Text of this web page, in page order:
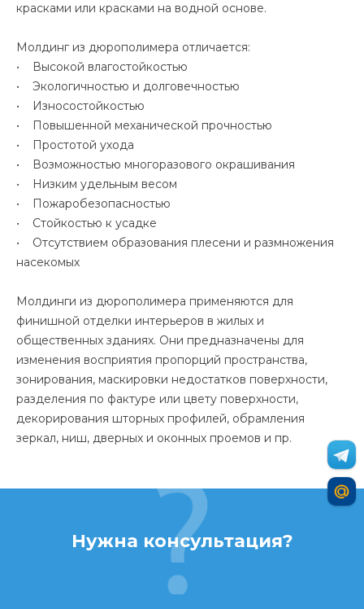
красками или красками на водной основе.
Молдинг из дюрополимера отличается:
• Высокой влагостойкостью
• Экологичностью и долговечностью
• Износостойкостью
• Повышенной механической прочностью
• Простотой ухода
• Возможностью многоразового окрашивания
• Низким удельным весом
• Пожаробезопасностью
• Стойкостью к усадке
• Отсутствием образования плесени и размножения
насекомых
Молдинги из дюрополимера применяются для
финишной отделки интерьеров в жилых и
общественных зданиях. Они предназначены для
изменения восприятия пропорций пространства,
зонирования, маскировки недостатков поверхности,
разделения по фактуре или цвету поверхности,
декорирования шторных профилей, обрамления
зеркал, ниш, дверных и оконных проемов и пр.
Нужна консультация?